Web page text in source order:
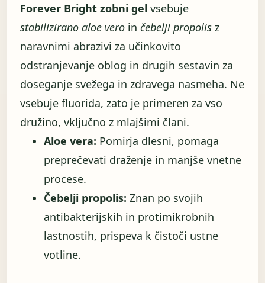
Forever Bright zobni gel vsebuje
stabilizirano aloe vero in čebelji propolis z
naravnimi abrazivi za učinkovito
odstranjevanje oblog in drugih sestavin za
doseganje svežega in zdravega nasmeha. Ne
vsebuje fluorida, zato je primeren za vso
družino, vključno z mlajšimi člani.
Aloe vera: Pomirja dlesni, pomaga
preprečevati draženje in manjše vnetne
procese.
Čebelji propolis: Znan po svojih
antibakterijskih in protimikrobnih
lastnostih, prispeva k čistoči ustne
votline.